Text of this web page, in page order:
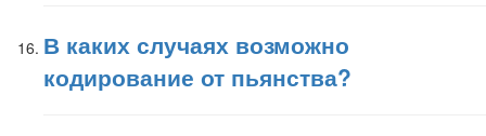
В каких случаях возможно
кодирование от пьянства?